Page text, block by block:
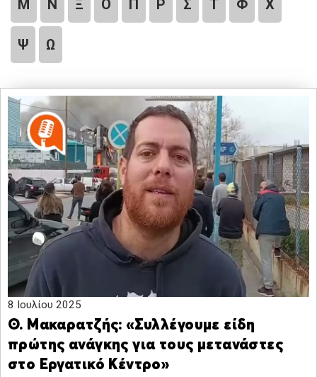
Μ Ν Ξ Ο Π Ρ Σ Τ Φ Χ
Ψ Ω
8 Ιουλίου 2025
Θ. Μακαρατζής: «Συλλέγουμε είδη
πρώτης ανάγκης για τους μετανάστες
στο Εργατικό Κέντρο»